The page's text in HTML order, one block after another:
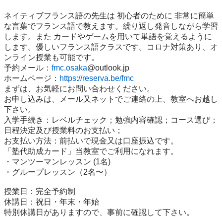
ネイティブフランス語の先生は 初心者のために 非常に簡単
な言葉でフランス語で教えます。繰り返し発音しながら学習
します。また カードやゲームを用いて単語を覚えるように
します。優しいフランス語クラスです。コロナ対策あり、オ
ンライン授業も可能です。
予約メール： fmc.osaka@outlook.jp
ホームページ： https://reserva.be/fmc
まずは、お気軽にお問い合わせください。
お申し込みは、メール又ネットでご連絡の上、教室へお越し
下さい。
入学手続き：レベルチェック；勉強内容確認；コース選び；
日程決定及び授業料のお支払い；
お支払い方法：前払いで現金又は口座振込です。
「塾代助成カード」当教室でご利用になれます。
・マンツーマンレッスン (1名)
・グループレッスン（2名〜）
授業日：完全予約制
休講日：祝日・年末・年始
特別休講日がありますので、事前に確認して下さい。